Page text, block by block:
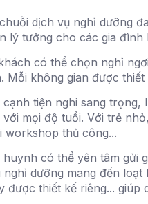
dịch vụ nghỉ dưỡng
lý tưởng cho các gia đình
có thể chọn nghỉ
Mỗi không gian được
cạnh tiện nghi sang
với mọi độ tuổi. Với trẻ
workshop thủ công...
huynh có thể yên tâm gửi
nghỉ dưỡng mang đến
được thiết kế riêng...